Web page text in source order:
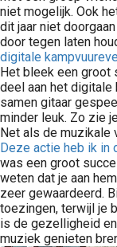
niet mogelijk. Ook
dit jaar niet
door tegen laten
digitale
Het bleek een groot
deel aan het digitale
samen gitaar
minder leuk. Zo zie
Net als de muzikale
Deze actie heb ik in
was een groot
weten dat je aan
zeer gewaardeerd.
toezingen, terwijl je
is de gezelligheid
muziek genieten